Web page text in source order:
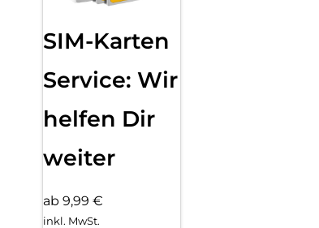
SIM-Karten
Service: Wir
helfen Dir
weiter
ab 9,99 €
inkl. MwSt.